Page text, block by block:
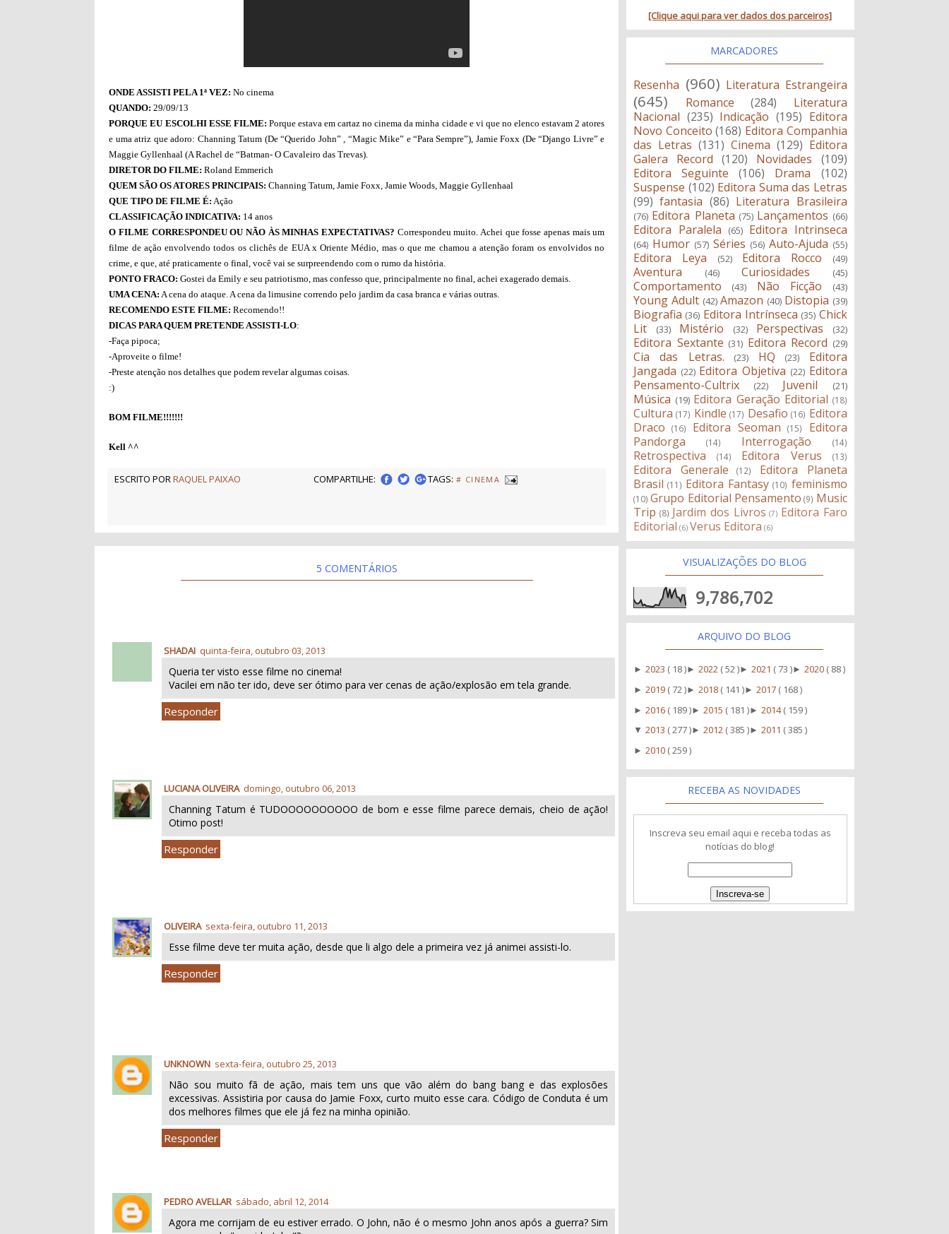
ONDE ASSISTI PELA 1ª VEZ: No cinema
QUANDO: 29/09/13
PORQUE EU ESCOLHI ESSE FILME: Porque estava em cartaz no cinema da minha cidade e vi que no elenco estavam 2 atores
e uma atriz que adoro: Channing Tatum (De “Querido John” , “Magic Mike” e “Para Sempre”), Jamie Foxx (De “Django Livre” e
Maggie Gyllenhaal (A Rachel de “Batman- O Cavaleiro das Trevas).
DIRETOR DO FILME: Roland Emmerich
QUEM SÃO OS ATORES PRINCIPAIS: Channing Tatum, Jamie Foxx, Jamie Woods, Maggie Gyllenhaal
QUE TIPO DE FILME É: Ação
CLASSIFICAÇÃO INDICATIVA: 14 anos
O FILME CORRESPONDEU OU NÃO ÀS MINHAS EXPECTATIVAS? Correspondeu muito. Achei que fosse apenas mais um
filme de ação envolvendo todos os clichês de EUA x Oriente Médio, mas o que me chamou a atenção foram os envolvidos no
crime, e que, até praticamente o final, você vai se surpreendendo com o rumo da história.
PONTO FRACO: Gostei da Emily e seu patriotismo, mas confesso que, principalmente no final, achei exagerado demais.
UMA CENA: A cena do ataque. A cena da limusine correndo pelo jardim da casa branca e várias outras.
RECOMENDO ESTE FILME: Recomendo!!
DICAS PARA QUEM PRETENDE ASSISTI-LO:
-Faça pipoca;
-Aproveite o filme!
-Preste atenção nos detalhes que podem revelar algumas coisas.
:)
BOM FILME!!!!!!!
Kell ^^
ESCRITO PORRAQUEL PAIXAO COMPARTILHE: TAGS: # CINEMA
5 COMENTÁRIOS
SHADAI quinta-feira, outubro 03, 2013
Queria ter visto esse filme no cinema!
Vacilei em não ter ido, deve ser ótimo para ver cenas de ação/explosão em tela grande.
Responder
LUCIANA OLIVEIRA domingo, outubro 06, 2013
Channing Tatum é TUDOOOOOOOOOO de bom e esse filme parece demais, cheio de ação!
Otimo post!
Responder
OLIVEIRA sexta-feira, outubro 11, 2013
Esse filme deve ter muita ação, desde que li algo dele a primeira vez já animei assisti-lo.
Responder
UNKNOWN sexta-feira, outubro 25, 2013
Não sou muito fã de ação, mais tem uns que vão além do bang bang e das explosões
excessivas. Assistiria por causa do Jamie Foxx, curto muito esse cara. Código de Conduta é um
dos melhores filmes que ele já fez na minha opinião.
Responder
PEDRO AVELLAR sábado, abril 12, 2014
Agora me corrijam de eu estiver errado. O John, não é o mesmo John anos após a guerra? Sim
[Clique aqui para ver dados dos parceiros]
MARCADORES
Resenha (960) Literatura Estrangeira
(645) Romance (284)
Literatura
Nacional (235) Indicação (195) Editora
Novo Conceito (168) Editora Companhia
das Letras (131) Cinema (129) Editora
Galera Record
(120) Novidades
(109)
Editora Seguinte
(106) Drama
(102)
Suspense (102) Editora Suma das Letras
(99) fantasia (86) Literatura Brasileira
(76) Editora Planeta (75) Lançamentos (66)
Editora Paralela (65) Editora Intrinseca
(64) Humor (57) Séries (56) Auto-Ajuda (55)
Editora Leya (52) Editora Rocco (49)
Aventura (46) Curiosidades (45)
Comportamento (43) Não Ficção (43)
Young Adult (42) Amazon (40) Distopia (39)
Biografia (36) Editora Intrínseca (35) Chick
Lit
(33) Mistério (32) Perspectivas (32)
Editora Sextante (31) Editora Record (29)
Cia das Letras. (23) HQ (23)
Editora
Jangada (22) Editora Objetiva (22) Editora
Pensamento-Cultrix
(22) Juvenil (21)
Música (19) Editora Geração Editorial (18)
Cultura (17) Kindle (17) Desafio (16) Editora
Draco
(16) Editora Seoman (15)
Editora
Pandorga
(14) Interrogação (14)
Retrospectiva (14) Editora Verus (13)
Editora Generale (12)
Editora Planeta
Brasil (11) Editora Fantasy (10) feminismo
(10) Grupo Editorial Pensamento (9) Music
Trip (8) Jardim dos Livros (7) Editora Faro
Editorial (6) Verus Editora (6)
VISUALIZAÇÕES DO BLOG
9,786,702
ARQUIVO DO BLOG
►2023 ( 18 )►2022 ( 52 )►2021 ( 73 )►2020 ( 88 )
►2019 ( 72 )►2018 ( 141 )►2017 ( 168 )
►2016 ( 189 )►2015 ( 181 )►2014( 159 )
▼2013 ( 277 )►2012 ( 385 )►2011 ( 385 )
►2010 ( 259 )
RECEBA AS NOVIDADES
Inscreva seu email aqui e receba todas as
notícias do blog!